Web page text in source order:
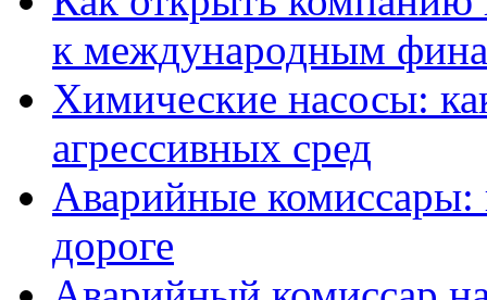
к международным
Химические насосы:
агрессивных сред
Аварийные
дороге